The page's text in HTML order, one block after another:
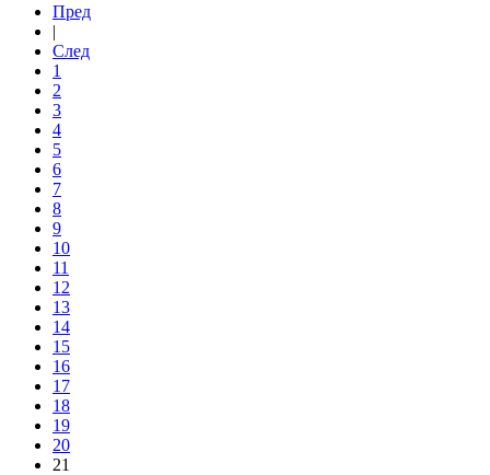
Пред
|
След
1
2
3
4
5
6
7
8
9
10
11
12
13
14
15
16
17
18
19
20
21